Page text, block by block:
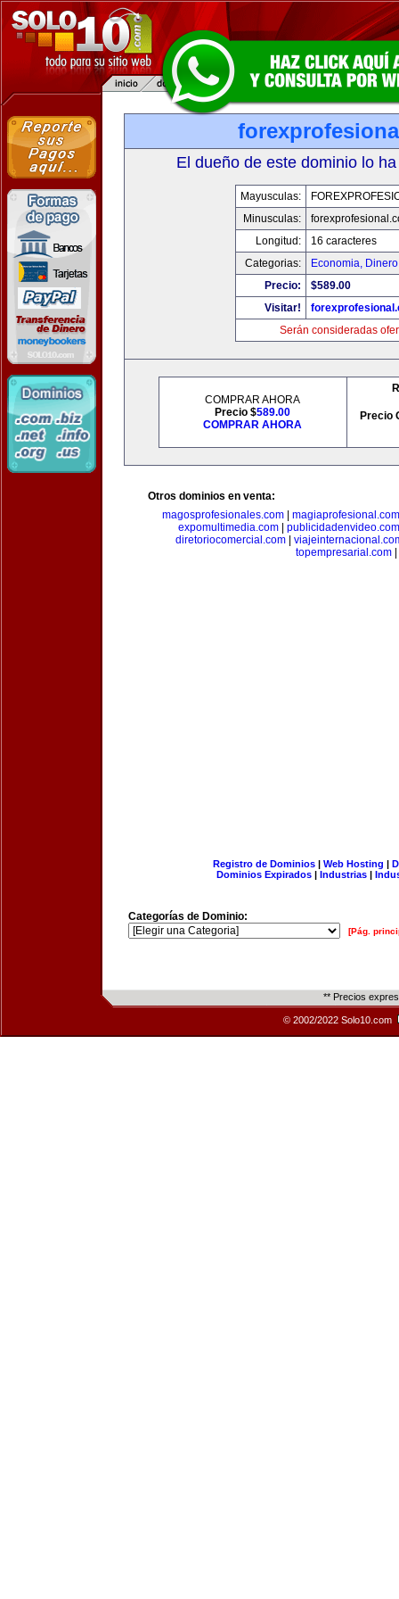
El dueño de este dominio lo
Mayusculas:
Minusculas:
Longitud:
16 caracteres
Categorias:
Economia,
Precio:
$589.00
Visitar!
Serán consideradas
COMPRAR AHORA
Precio $589.00
COMPRAR AHORA
Precio
Otros dominios en venta:
magosprofesionales.com
magiaprofesional.com
expomultimedia.com
publicidadenvideo.com
diretoriocomercial.com
topempresarial.com
Registro de Dominios| Web Hosting |
Dominios Expirados | Industrias |
Categorías de Dominio:
[Pág.
** Precios
© 2002/2022 Solo10.com